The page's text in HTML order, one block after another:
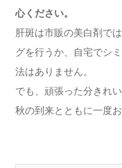
心ください。
肝斑は市販の美白剤で
グを行うか、自宅でシ
法はありません。
でも、頑張った分きれ
秋の到来とともに一度お